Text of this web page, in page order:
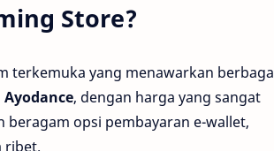
Store?
terkemuka yang menawarkan
Ayodance, dengan harga yang sangat
opsi pembayaran e-wallet,
ribet.